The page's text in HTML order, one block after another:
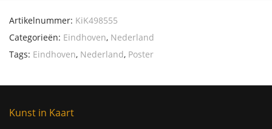
Artikelnummer: KiK498555
Categorieën: Eindhoven, Nederland
Tags: Eindhoven, Nederland, Poster
Kunst in Kaart